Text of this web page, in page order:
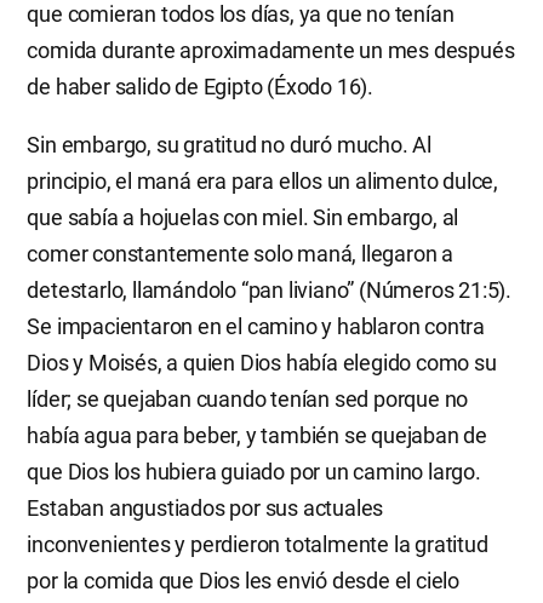
que comieran todos los días, ya que no tenían
comida durante aproximadamente un mes después
de haber salido de Egipto (Éxodo 16).
Sin embargo, su gratitud no duró mucho. Al
principio, el maná era para ellos un alimento dulce,
que sabía a hojuelas con miel. Sin embargo, al
comer constantemente solo maná, llegaron a
detestarlo, llamándolo “pan liviano” (Números 21:5).
Se impacientaron en el camino y hablaron contra
Dios y Moisés, a quien Dios había elegido como su
líder; se quejaban cuando tenían sed porque no
había agua para beber, y también se quejaban de
que Dios los hubiera guiado por un camino largo.
Estaban angustiados por sus actuales
inconvenientes y perdieron totalmente la gratitud
por la comida que Dios les envió desde el cielo